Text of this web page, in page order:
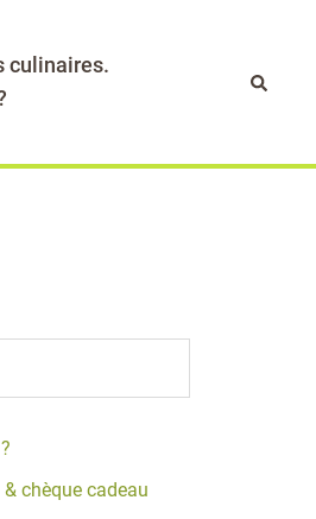
culinaires.
chèque cadeau